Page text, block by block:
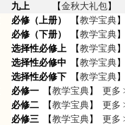
九上
【金秋大礼包】
必修（上册） 【教学宝典
必修（下册）
【教学宝典
选择性必修上 【教学宝典
选择性必修中 【教学宝典
选择性必修下 【教学宝典
必修一 【教学宝典】 更多
必修二 【教学宝典】 更多
必修三 【教学宝典】 更多